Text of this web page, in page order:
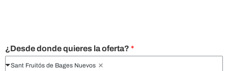
¿Desde donde quieres la oferta? *
Sant Fruitós de Bages Nuevos